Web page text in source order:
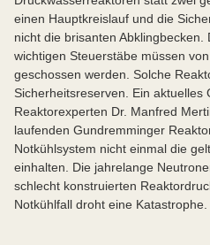
einen Hauptkreislauf und die
nicht die brisanten Abklingbecken.
wichtigen Steuerstäbe müssen
geschossen werden. Solche
Sicherheitsreserven. Ein aktuelles
Reaktorexperten Dr. Manfred
laufenden Gundremminger
Notkühlsystem nicht einmal die
einhalten. Die jahrelange
schlecht konstruierten
Notkühlfall droht eine Katastrophe.